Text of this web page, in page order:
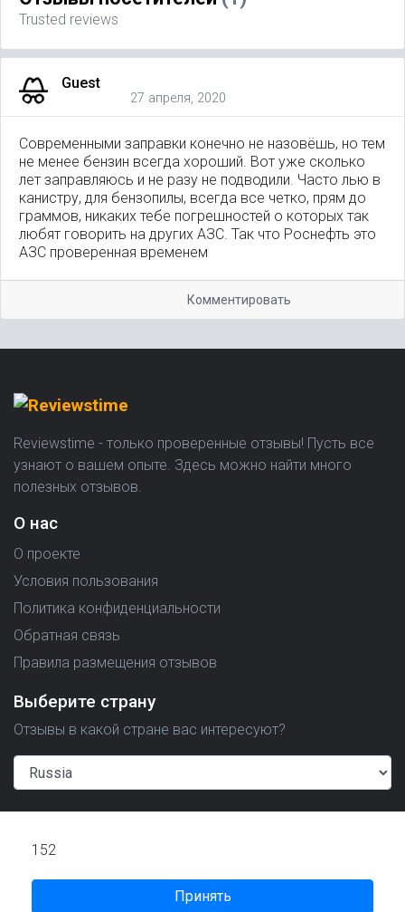
Trusted reviews
Guest
27 апреля, 2020
Современными заправки конечно не назовёшь, но тем
не менее бензин всегда хороший. Вот уже сколько
лет заправляюсь и не разу не подводили. Часто лью в
канистру, для бензопилы, всегда все четко, прям до
граммов, никаких тебе погрешностей о которых так
любят говорить на других АЗС. Так что Роснефть это
АЗС проверенная временем
Комментировать
Reviewstime - только проверенные отзывы! Пусть все
узнают о вашем опыте. Здесь можно найти много
полезных отзывов.
О нас
О проекте
Условия пользования
Политика конфиденциальности
Обратная связь
Правила размещения отзывов
Выберите страну
Отзывы в какой стране вас интересуют?
152
Принять